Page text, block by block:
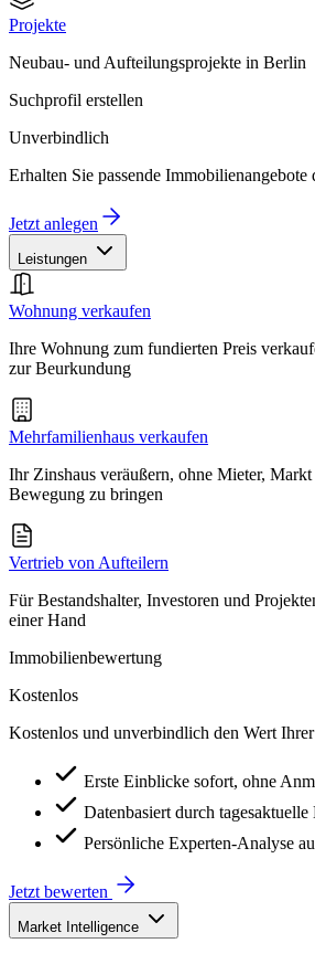
Projekte
Neubau- und Aufteilungsprojekte in Berlin
Suchprofil erstellen
Unverbindlich
Erhalten Sie passende
Jetzt anlegen
Leistungen
Wohnung verkaufen
Ihre Wohnung zum fundierten Preis
zur Beurkundung
Mehrfamilienhaus verkaufen
Ihr Zinshaus veräußern, ohne Mieter,
Bewegung zu bringen
Vertrieb von Aufteilern
Für Bestandshalter, Investoren und
einer Hand
Immobilienbewertung
Kostenlos
Kostenlos und unverbindlich den Wert
Erste Einblicke sofort, ohne
Datenbasiert durch tagesaktuelle
Persönliche Experten-Analyse
Jetzt bewerten
Market Intelligence